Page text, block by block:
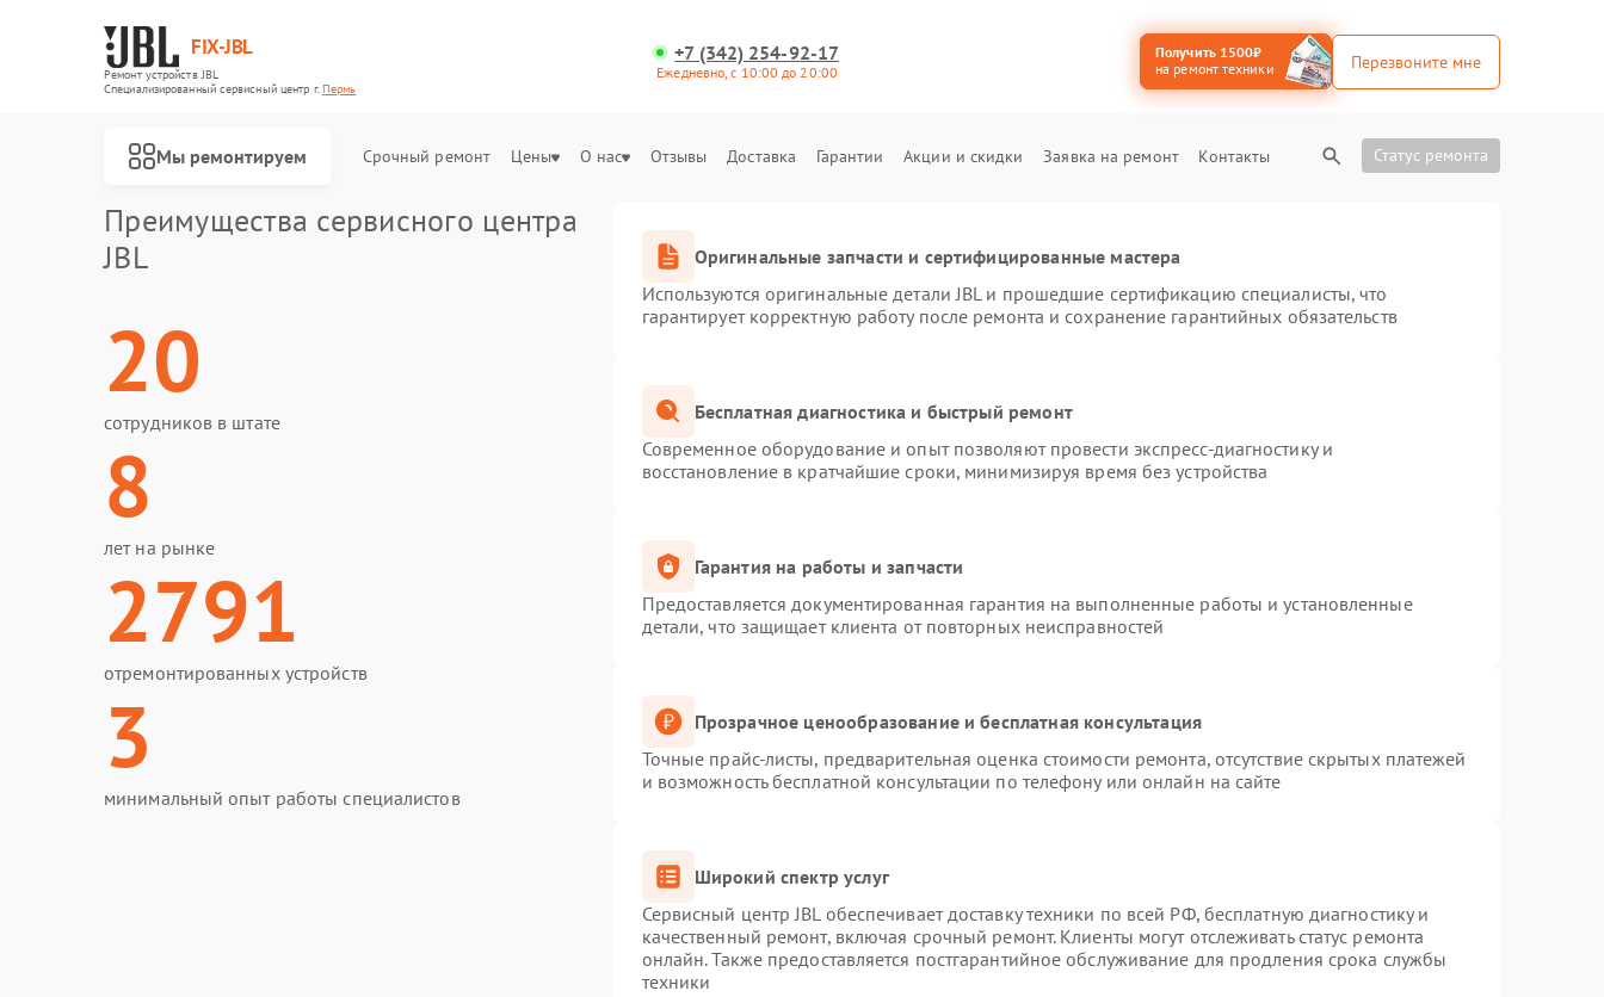
FIX-JBL
Ремонт устройств JBL
Специализированный cервисный центр г.Пермь
+7 (342) 254-92-17
Ежедневно, с 10:00 до 20:00
Получить 1500₽
на ремонт техники
Перезвоните мне
Мы ремонтируем Срочный ремонт Цены О нас Отзывы Доставка Гарантии Акции и скидки Заявка на ремонт Контакты Статус ремонта
Преимущества сервисного центра
JBL
20
сотрудников в штате
8
лет на рынке
2791
отремонтированных устройств
3
минимальный опыт работы специалистов
Оригинальные запчасти и сертифицированные мастера
Используются оригинальные детали JBL и прошедшие сертификацию специалисты, что
гарантирует корректную работу после ремонта и сохранение гарантийных обязательств
Бесплатная диагностика и быстрый ремонт
Современное оборудование и опыт позволяют провести экспресс-диагностику и
восстановление в кратчайшие сроки, минимизируя время без устройства
Гарантия на работы и запчасти
Предоставляется документированная гарантия на выполненные работы и установленные
детали, что защищает клиента от повторных неисправностей
Прозрачное ценообразование и бесплатная консультация
Точные прайс-листы, предварительная оценка стоимости ремонта, отсутствие скрытых платежей
и возможность бесплатной консультации по телефону или онлайн на сайте
Широкий спектр услуг
Сервисный центр JBL обеспечивает доставку техники по всей РФ, бесплатную диагностику и
качественный ремонт, включая срочный ремонт. Клиенты могут отслеживать статус ремонта
онлайн. Также предоставляется постгарантийное обслуживание для продления срока службы
техники